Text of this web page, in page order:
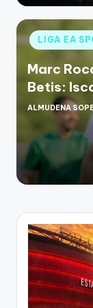
LIGA EA
Marc
Betis:
ALMUDENA